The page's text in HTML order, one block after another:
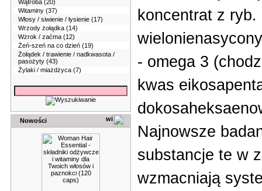
Wątroba (20)
Witaminy (37)
Włosy / siwienie / łysienie (17)
Wrzody żołądka (14)
Wzrok / zaćma (12)
Żeń-szeń na co dzień (19)
Żołądek / trawienie / nadkwasota /
pasożyty (43)
Żylaki / miażdżyca (7)
Nowości
koncentrat z ryb.
- omega 3
kwas
Najnowsze
substancje te w
wzmacniają